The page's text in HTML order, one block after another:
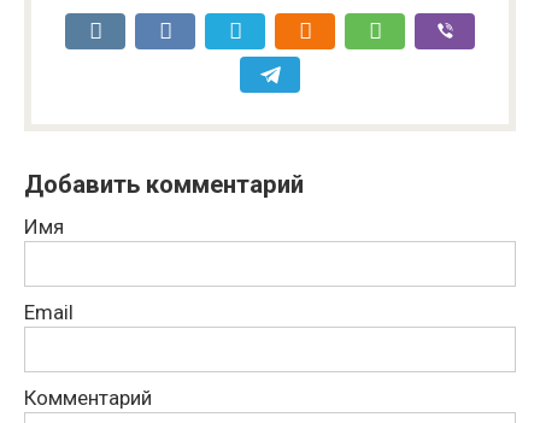
Добавить комментарий
Имя
Email
Комментарий